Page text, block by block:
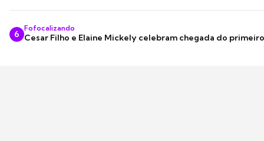
6
Fofocalizando
Cesar Filho e Elaine Mickely celebram chegada do